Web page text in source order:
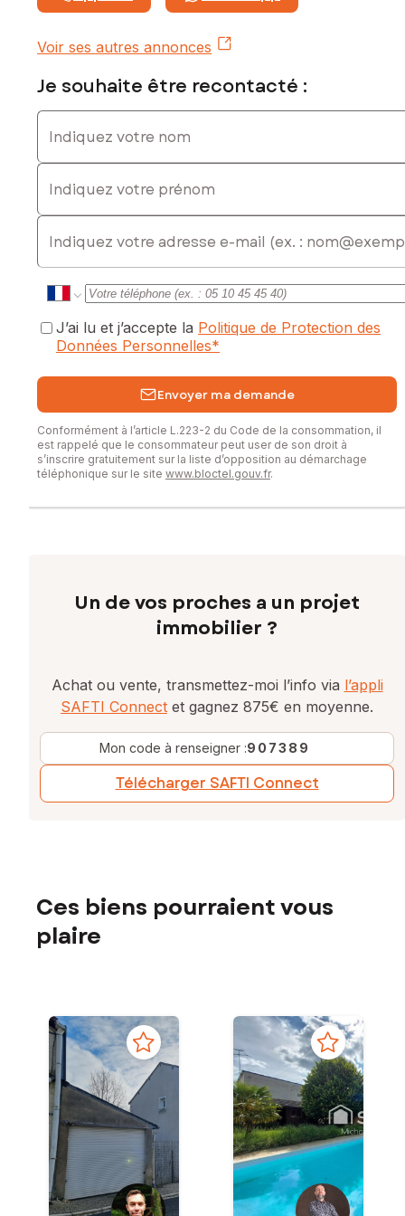
Prix de vente : 250 000 €
Tél. : 0623033769, E-mail : julien.dessoubrais@safti.fr - EI -
sous le numéro 534938402
Voir ses autres annonces
Je souhaite être recontacté :
Indiquez votre nom
Indiquez votre prénom
E-mail
J’ai lu et j’accepte la Politique de Protection des
Données Personnelles*
Envoyer ma demande
Conformément à l’article L.223-2 du Code de la consommation, il
est rappelé que le consommateur peut user de son droit à
s’inscrire gratuitement sur la liste d’opposition au démarchage
téléphonique sur le site www.bloctel.gouv.fr.
Un de vos proches a un projet
immobilier ?
Achat ou vente, transmettez-moi l’info via l’appli
SAFTI Connect et gagnez 875€ en moyenne.
Mon code à renseigner :907389
Télécharger SAFTI Connect
Ces biens pourraient vous
plaire